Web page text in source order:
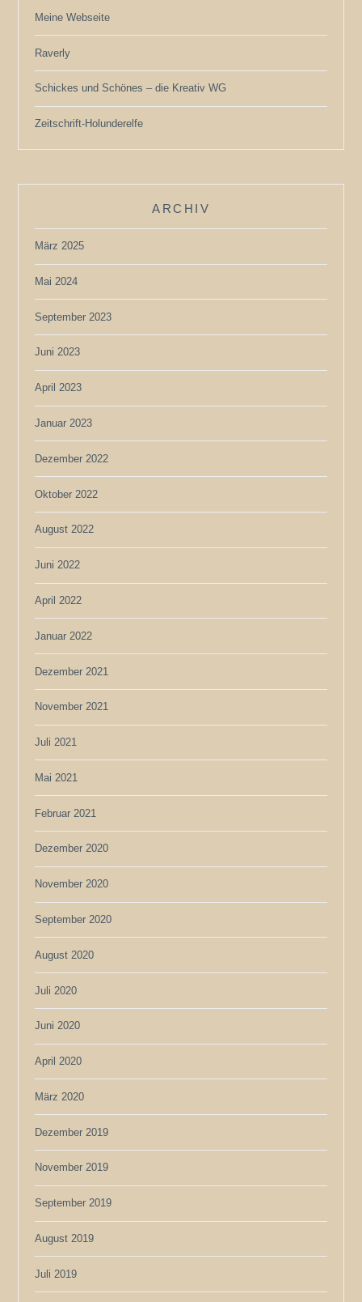
Meine Webseite
Raverly
Schickes und Schönes – die Kreativ WG
Zeitschrift-Holunderelfe
ARCHIV
März 2025
Mai 2024
September 2023
Juni 2023
April 2023
Januar 2023
Dezember 2022
Oktober 2022
August 2022
Juni 2022
April 2022
Januar 2022
Dezember 2021
November 2021
Juli 2021
Mai 2021
Februar 2021
Dezember 2020
November 2020
September 2020
August 2020
Juli 2020
Juni 2020
April 2020
März 2020
Dezember 2019
November 2019
September 2019
August 2019
Juli 2019